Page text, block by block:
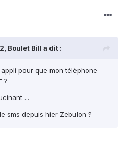
Boulet Bill a dit :
pour que mon téléphone
?
...
sms depuis hier Zebulon ?